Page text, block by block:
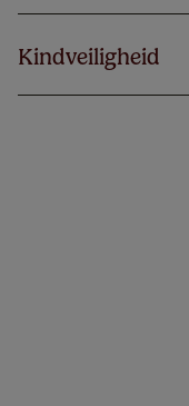
Kindveiligheid